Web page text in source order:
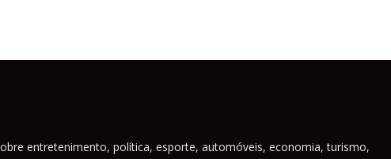
entretenimento, política, esporte, automóveis, economia, turismo,